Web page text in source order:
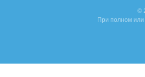
©
При полном или